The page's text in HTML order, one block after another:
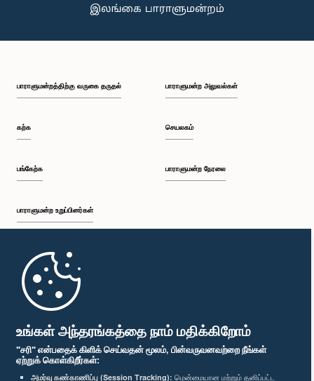
உங்கள் அந்தரங்கத்தை நாம் மதிக்கிறோம்
"சரி" என்பதைக் கிளிக் செய்வதன் மூலம், பின்வருவனவற்றை நீங்கள்
ஏற்றுக் கொள்கிறீர்கள்:
அமர்வு கண்காணிப்பு (Session Tracking): மென்மையான மற்றும் தனிப்பட்ட
பாராளுமன்றத்திற்கு வருகை தருதல்
கற்க
பங்கேற்க
பாராளுமன்ற உறுப்பினர்கள்
முதற்பக்கம்
பாராளுமன்ற அலுவல்கள்
செயலகம்
பாராளுமன்ற நேரலை
பாராளுமன்ற கையடக்க செயலி